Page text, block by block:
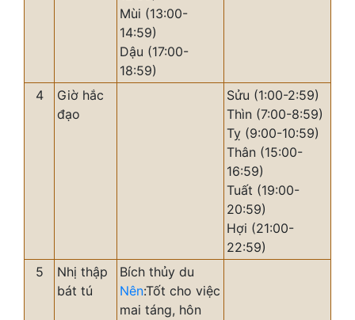
Mùi (13:00-
14:59)
Dậu (17:00-
18:59)
4
Giờ hắc
đạo
Sửu (1:00-2:59)
Thìn (7:00-8:59)
Tỵ (9:00-10:59)
Thân (15:00-
16:59)
Tuất (19:00-
20:59)
Hợi (21:00-
22:59)
5
Nhị thập
bát tú
Bích thủy du
Nên:Tốt cho việc
mai táng, hôn